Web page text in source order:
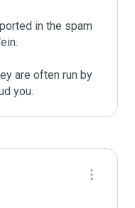
in the spam
are often run by
you.